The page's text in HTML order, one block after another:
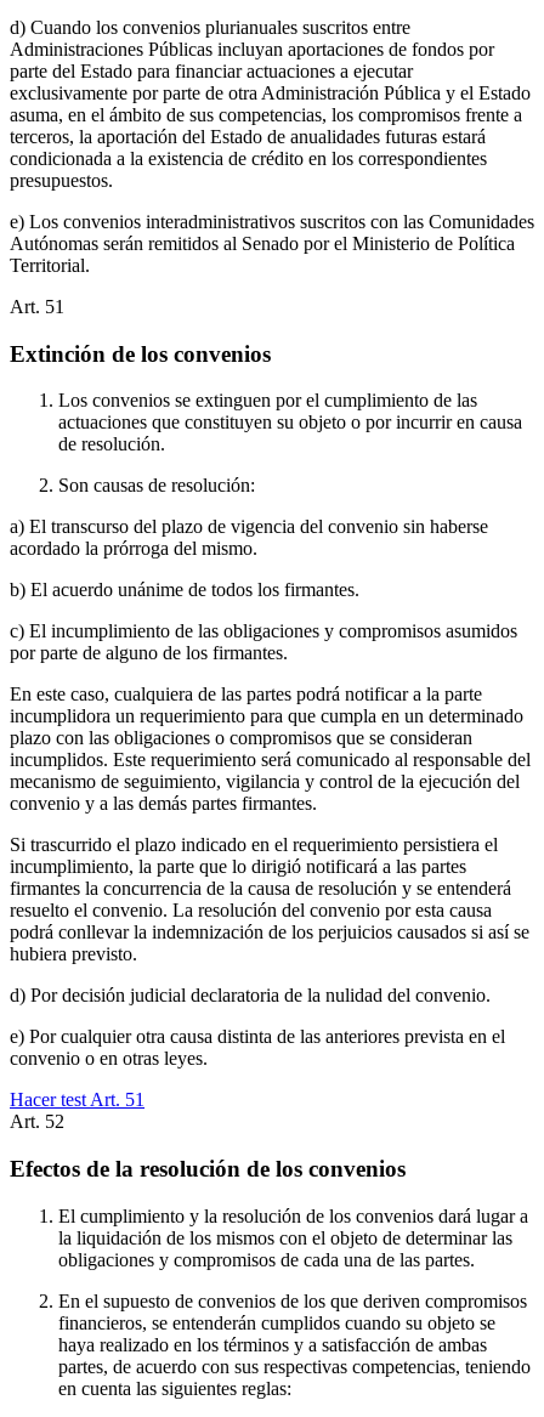
d) Cuando los convenios plurianuales suscritos entre
Administraciones Públicas incluyan aportaciones de fondos por
parte del Estado para financiar actuaciones a ejecutar
exclusivamente por parte de otra Administración Pública y el Estado
asuma, en el ámbito de sus competencias, los compromisos frente a
terceros, la aportación del Estado de anualidades futuras estará
condicionada a la existencia de crédito en los correspondientes
presupuestos.
e) Los convenios interadministrativos suscritos con las Comunidades
Autónomas serán remitidos al Senado por el Ministerio de Política
Territorial.
Art. 51
Extinción de los convenios
Los convenios se extinguen por el cumplimiento de las
actuaciones que constituyen su objeto o por incurrir en causa
de resolución.
Son causas de resolución:
a) El transcurso del plazo de vigencia del convenio sin haberse
acordado la prórroga del mismo.
b) El acuerdo unánime de todos los firmantes.
c) El incumplimiento de las obligaciones y compromisos asumidos
por parte de alguno de los firmantes.
En este caso, cualquiera de las partes podrá notificar a la parte
incumplidora un requerimiento para que cumpla en un determinado
plazo con las obligaciones o compromisos que se consideran
incumplidos. Este requerimiento será comunicado al responsable del
mecanismo de seguimiento, vigilancia y control de la ejecución del
convenio y a las demás partes firmantes.
Si trascurrido el plazo indicado en el requerimiento persistiera el
incumplimiento, la parte que lo dirigió notificará a las partes
firmantes la concurrencia de la causa de resolución y se entenderá
resuelto el convenio. La resolución del convenio por esta causa
podrá conllevar la indemnización de los perjuicios causados si así se
hubiera previsto.
d) Por decisión judicial declaratoria de la nulidad del convenio.
e) Por cualquier otra causa distinta de las anteriores prevista en el
convenio o en otras leyes.
Hacer test Art. 51
Art. 52
Efectos de la resolución de los convenios
El cumplimiento y la resolución de los convenios dará lugar a
la liquidación de los mismos con el objeto de determinar las
obligaciones y compromisos de cada una de las partes.
En el supuesto de convenios de los que deriven compromisos
financieros, se entenderán cumplidos cuando su objeto se
haya realizado en los términos y a satisfacción de ambas
partes, de acuerdo con sus respectivas competencias, teniendo
en cuenta las siguientes reglas: